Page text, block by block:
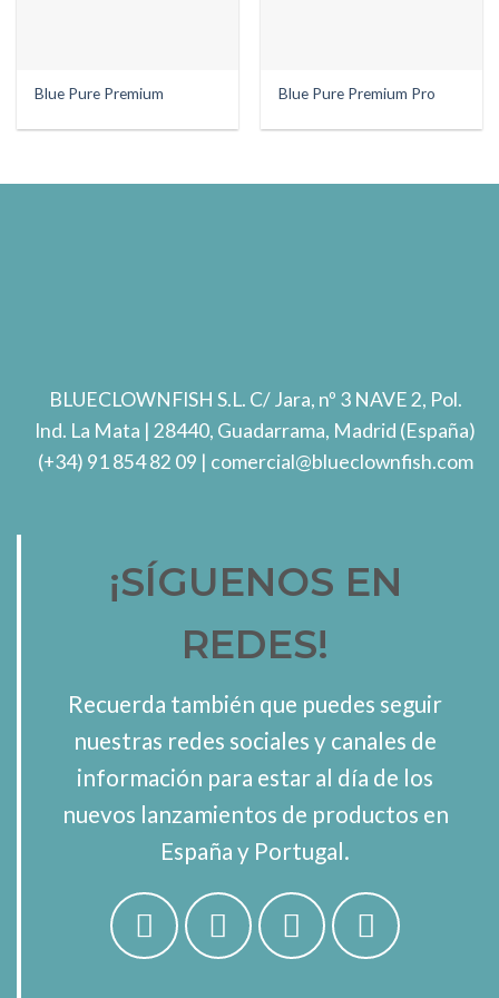
Blue Pure Premium Blue Pure Premium Pro
BLUECLOWNFISH S.L. C/ Jara, nº 3 NAVE 2, Pol.
Ind. La Mata | 28440, Guadarrama, Madrid (España)
(+34) 91 854 82 09 | comercial@blueclownfish.com
¡SÍGUENOS EN
REDES!
Recuerda también que puedes seguir
nuestras redes sociales y canales de
información para estar al día de los
nuevos lanzamientos de productos en
España y Portugal.